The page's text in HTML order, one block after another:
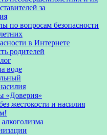
за
по вопросам безопасности
в Интернете
родителей
воде
«Доверия»
жестокости и насилия